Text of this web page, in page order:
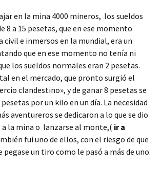
en la mina 4000 mineros, los sueldos
8 a 15 pesetas, que en ese momento
civil e inmersos en la mundial, era un
que en ese momento no tenía ni
los sueldos normales eran 2 pesetas.
en el mercado, que pronto surgió el
clandestino», y de ganar 8 pesetas se
por un kilo en un día. La necesidad
aventureros se dedicaron a lo que se dio
la mina o lanzarse al monte,( ir a
fui uno de ellos, con el riesgo de que
pegase un tiro como le pasó a más de uno.